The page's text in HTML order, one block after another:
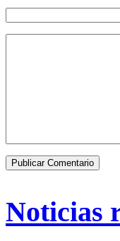
Noticias